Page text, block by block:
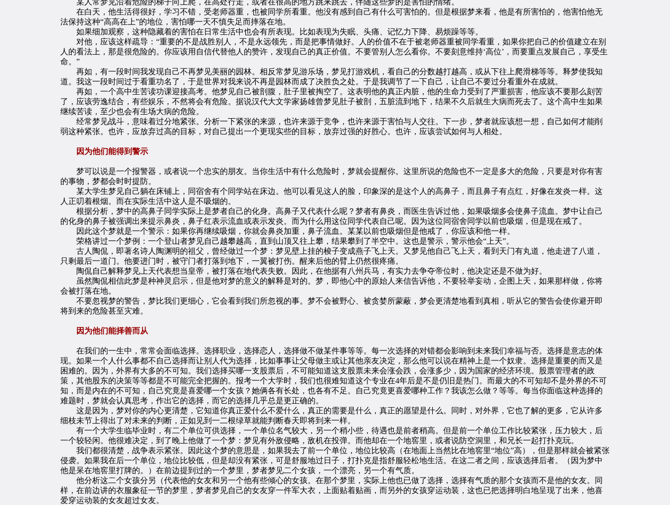
某人常梦见沿着危险的梯子向上爬，在高处行走，或者在很高的地方跳来跳去，伴随这些梦的是害怕的情绪。
在白天，他生活得很好，学习不错，受老师器重，也被同学所看重。他没有感到自己有什么可害怕的。但是根据梦来看，他是有所害怕的，他害怕他无
法保持这种“高高在上”的地位，害怕哪一天不慎失足而摔落在地。
如果细加观察，这种隐藏着的害怕在日常生活中也会有所表现。比如表现为失眠、头痛、记忆力下降、易烦躁等等。
对他，应该这样疏导：“重要的不是战胜别人，不是永远领先，而是把事情做好。人的价值不在于被老师器重被同学看重，如果你把自己的价值建立在别
人的看法上，那是很危险的。你应该用自信代替他人的赞许，发现自己的真正价值。不要管别人怎么看你。不要刻意维持‘高位’，而要重点发展自己，享受生
命。”
再如，有一段时间我发现自己不再梦见美丽的园林。相反常梦见游乐场，梦见打游戏机，看自己的分数越打越高，或从下往上爬滑梯等等。释梦使我知
道。我这一段时间过于看重功名了，于是世界对我来说不再是园林而成了决胜负之处。于是我调节了一下自己，让自己不要过分看重外在成就。
再如，一个高中生苦读功课迎接高考。他梦见自己被剖腹，肚子里被掏空了。这表明他的真正内脏，他的生命力受到了严重损害，他应该不要那么刻苦
了，应该劳逸结合，有些娱乐，不然将会有危险。据说汉代大文学家扬雄曾梦见肚子被剖，五脏流到地下，结果不久后就生大病而死去了。这个高中生如果
继续苦读，至少也会有生场大病的危险。
经常梦见战斗，意味着过分地紧张。分析一下紧张的来源，也许来源于竞争，也许来源于害怕与人交往。下一步，梦者就应该想一想，自己如何才能削
弱这种紧张。也许，应放弃过高的目标，对自己提出一个更现实些的目标，放弃过强的好胜心。也许，应该尝试如何与人相处。
因为他们能得到警示
梦可以说是一个报警器，或者说一个忠实的朋友。当你生活中有什么危险时，梦就会提醒你。这里所说的危险也不一定是多大的危险，只要是对你有害
的事物，梦都会时时提防。
某大学生梦见自己躺在床铺上，同宿舍有个同学站在床边。他可以看见这人的脸，印象深的是这个人的高鼻子，而且鼻子有点红，好像在发炎一样。这
人正叨着根烟。而在实际生活中这人是不吸烟的。
根据分析，梦中的高鼻子同学实际上是梦者自己的化身。高鼻子又代表什么呢？梦者有鼻炎，而医生告诉过他，如果吸烟多会使鼻子流血。梦中让自己
的化身的鼻子被强调出来提示鼻炎，鼻子红表示流血或表示发炎。而为什么用这位同学代表自己呢。因为这位同宿舍同学以前也吸烟，但是现在戒了。
因此这个梦就是一个警示：如果你再继续吸烟，你就会鼻炎加重，鼻子流血。某某以前也吸烟但是他戒了，你应该和他一样。
荣格讲过一个梦例：一个登山者梦见自己越攀越高，直到山顶又往上攀，结果攀到了半空中。这也是警示，警示他会“上天”。
古人陶侃，即著名诗人陶渊明的祖父，曾经做过一个梦：梦见壁上挂的梭子变成燕子飞上天。又梦见他自己飞上天，看到天门有丸道，他走进了八道，
只剩最后一道门。他要进门时，被守门者打落到地下，一翼被打伤。醒来后他的臂上仍然很疼痛。
陶侃自己解释梦见上天代表想当皇帝，被打落在地代表失败。因此，在他据有八州兵马，有实力去争夺帝位时，他决定还是不做为好。
虽然陶侃相信此梦是种神灵启示，但是他对梦的意义的解释是对的。梦，即他心中的原始人来信告诉他，不要轻举妄动，企图上天，如果那样做，你将
会被打落在地。
不要忽视梦的警告，梦比我们更细心，它会看到我们所忽视的事。梦不会被野心、被贪婪所蒙蔽，梦会更清楚地看到真相，听从它的警告会使你避开即
将到来的危险甚至灾难。
因为他们能择善而从
在我们的一生中，常常会面临选择。选择职业，选择恋人，选择做不做某件事等等。每一次选择的对错都会影响到未来我们幸福与否。选择是意志的体
现。如果一个人什么事都不自己选择而让别人代为选择，比如事事让父母做主或让其他亲友决定，那么他可以说在精神上是一个奴隶。选择是重要的而又是
困难的。因为，外界有大多的不可知。我们选择买哪一支股票后，不可能知道这支股票未来会涨会跌，会涨多少，因为国家的经济环境。股票管理者的政
策，其他股东的决策等等都是不可能完全把握的。报考一个大学时，我们也很难知道这个专业在4年后是不是仍旧是热门。而最大的不可知却不是外界的不可
知，而是内在的不可知，自己究竟是喜爱哪一个女孩？她俩各有长处，也各有不足。自己究竟更喜爱哪种工作？我该怎么做？等等。每当你面临这种选择的
难题时，梦就会认真思考，作出它的选择，而它的选择几乎总是更正确的。
这是因为，梦对你的内心更清楚，它知道你真正爱什么不爱什么，真正的需要是什么，真正的愿望是什么。同时，对外界，它也了解的更多，它从许多
细枝未节上得出了对未来的判断，正如见到一二根绿草就能判断春天即将到来一样。
有一个大学生临毕业时，有二个单位可供选择，一个单位名气较大，另一个稍小些，待遇也是前者稍高。但是前一个单位工作比较紧张，压力较大，后
一个较轻闲。他很难决定，到了晚上他做了一个梦：梦见有外敌侵略，敌机在投弹。而他却在一个地窖里，或者说防空洞里，和兄长一起打扑克玩。
我们都很清楚，战争表示紧张。因此这个梦的意思是，如果我去了前一个单位，地位比较高（在地面上当然比在地窖里“地位”高），但是那样就会被紧张
侵袭。如果我在后一个单位，地位比较低，但是却没有紧张，可是舒服地过日子，打扑克是指舒服轻松地生活。在这二者之间，应该选择后者。（因为梦中
他是呆在地窖里打牌的。）在前边提到过的一个梦里，梦者梦见二个女孩，一个漂亮，另一个有气质。
他分析这二个女孩分另（代表他的女友和另一个他有些倾心的女孩。在那个梦里，实际上他也已做了选择，选择有气质的那个女孩而不是他的女友。同
样，在前边讲的衣服象征一节的梦里，梦者梦见自己的女友穿一件军大衣，上面贴着贴画，而另外的女孩穿运动装，这也已把选择明白地呈现了出来，他喜
爱穿运动装的女友超过女友。